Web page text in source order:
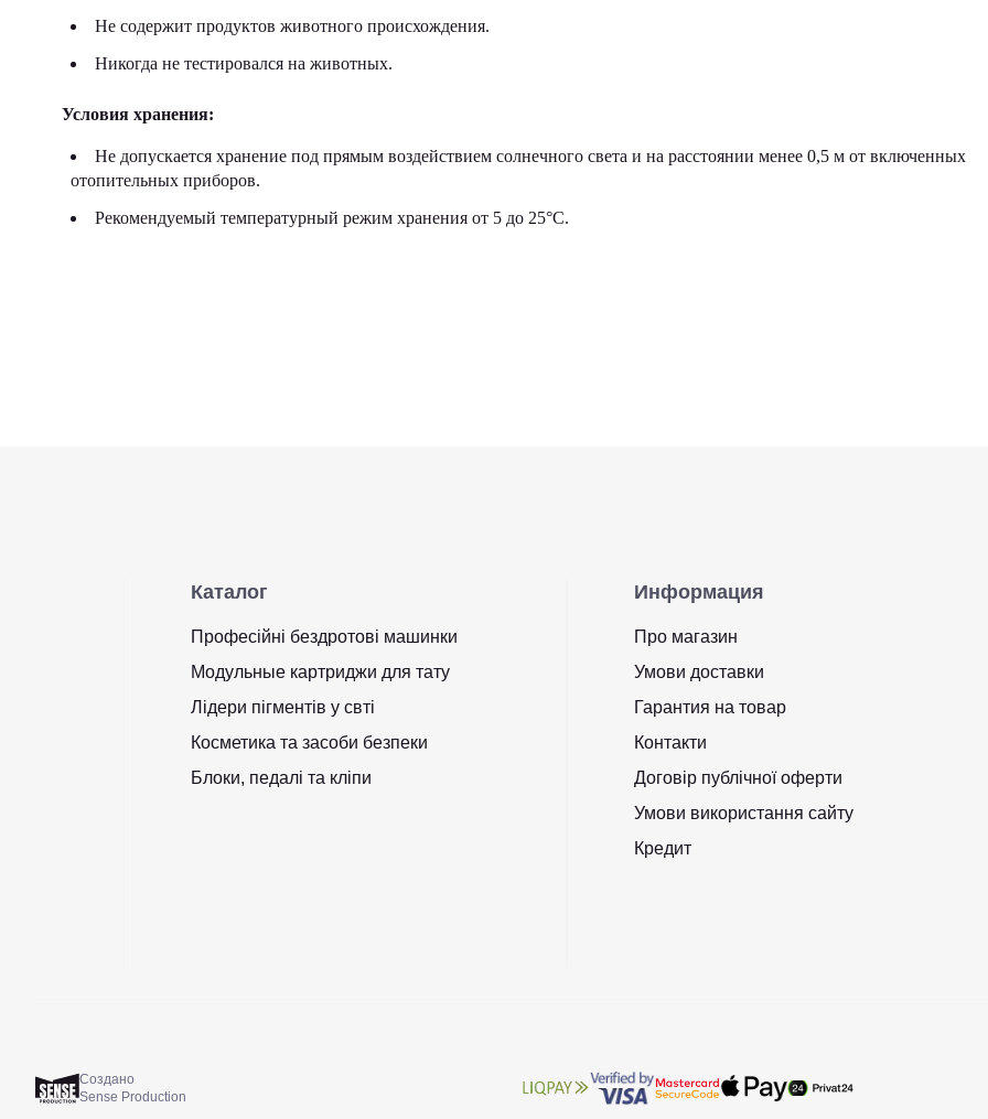
Не содержит продуктов животного происхождения.
Никогда не тестировался на животных.
Условия хранения:
Не допускается хранение под прямым воздействием солнечного света и на расстоянии менее 0,5 м от включенных
отопительных приборов.
Рекомендуемый температурный режим хранения от 5 до 25°С.
Каталог
Професійні бездротові машинки
Модульные картриджи для тату
Лідери пігментів у свті
Косметика та засоби безпеки
Блоки, педалі та кліпи
Информация
Про магазин
Умови доставки
Гарантия на товар
Контакти
Договір публічної оферти
Умови використання сайту
Кредит
Создано
Sense Production